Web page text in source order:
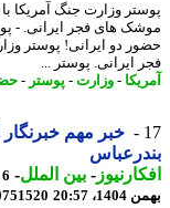
وزارت جنگ آمریکا با
های فجر ایرانی. - پوستر
دو ایرانی! پوستر وزارت
ایرانی. پوستر ...
- وزارت - پوستر-حضور
خبر مهم خبرنگار
-بین الملل-
20:57
80751520